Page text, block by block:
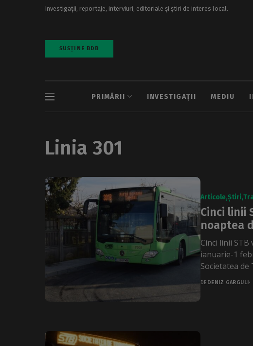
Investigații, reportaje, interviuri, editoriale și știri de interes local.
SUSȚINE BDB
PRIMĂRII INVESTIGAȚII MEDIU
Linia 301
Articole Știri
Cinci linii
noaptea
Cinci linii
ianuarie-1
Societatea
DE DENIZ GARGULI